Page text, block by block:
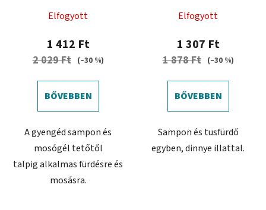
Elfogyott
1 412 Ft
2 029 Ft (–30 %)
BŐVEBBEN
A gyengéd sampon és
mosógél tetőtől
talpig alkalmas fürdésre és
mosásra.
Görögdinnye
Elfogyott
1 307 Ft
1 878 Ft (–30 %)
BŐVEBBEN
Sampon és tusfürdő
egyben, dinnye illattal.